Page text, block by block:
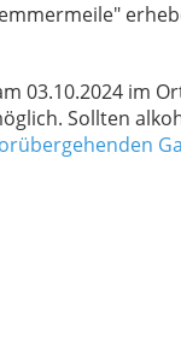
03.10.2024 im
Sollten